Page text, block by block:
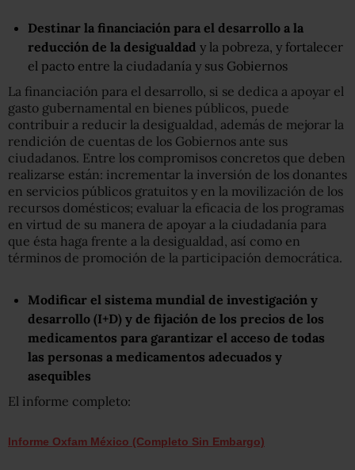
Destinar la financiación para el desarrollo a la
reducción de la desigualdad y la pobreza, y fortalecer
el pacto entre la ciudadanía y sus Gobiernos
La financiación para el desarrollo, si se dedica a apoyar el
gasto gubernamental en bienes públicos, puede
contribuir a reducir la desigualdad, además de mejorar la
rendición de cuentas de los Gobiernos ante sus
ciudadanos. Entre los compromisos concretos que deben
realizarse están: incrementar la inversión de los donantes
en servicios públicos gratuitos y en la movilización de los
recursos domésticos; evaluar la eficacia de los programas
en virtud de su manera de apoyar a la ciudadanía para
que ésta haga frente a la desigualdad, así como en
términos de promoción de la participación democrática.
Modificar el sistema mundial de investigación y
desarrollo (I+D) y de fijación de los precios de los
medicamentos para garantizar el acceso de todas
las personas a medicamentos adecuados y
asequibles
El informe completo:
Informe Oxfam México (Completo Sin Embargo)